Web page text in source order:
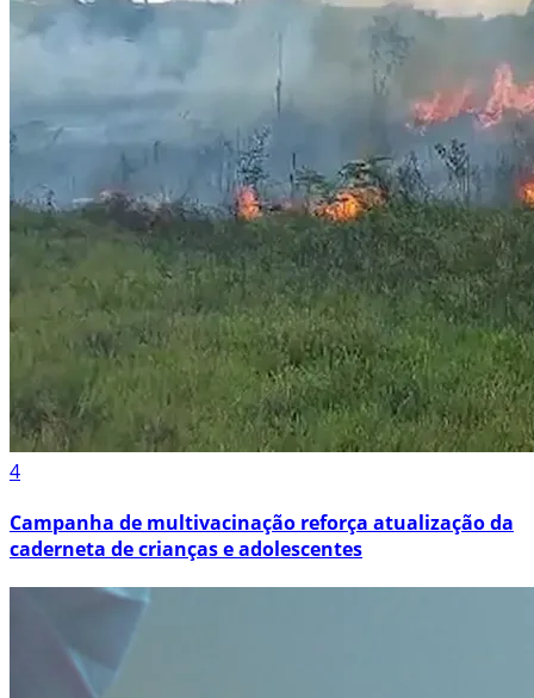
4
Campanha de multivacinação reforça atualização da
caderneta de crianças e adolescentes